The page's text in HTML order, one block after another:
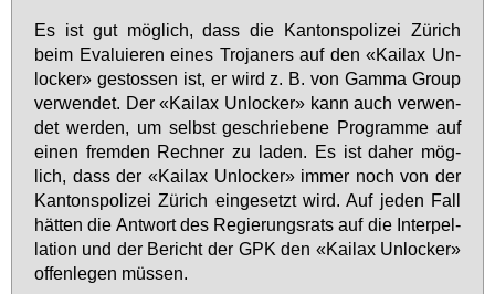
Es ist gut mög­lich, dass die Kan­tons­po­li­zei Zü­rich
beim Eva­lu­ie­ren ei­nes Tro­ja­ners auf den «Kai­lax Un­
lo­cker» ge­stos­sen ist, er wird z. B. von Gam­ma Group
ver­wen­det. Der «Kai­lax Un­lo­cker» kann auch ver­wen­
det wer­den, um selbst ge­schrie­be­ne Pro­gram­me auf
ei­nen frem­den Rech­ner zu la­den. Es ist da­her mög­
lich, dass der «Kai­lax Un­lo­cker» im­mer noch von der
Kan­tons­po­li­zei Zü­rich ein­ge­setzt wird. Auf je­den Fall
hät­ten die Ant­wort des Re­gie­rungs­rats auf die In­ter­pel­
la­ti­on und der Be­richt der GPK den «Kai­lax Un­lo­cker»
of­fen­le­gen müs­sen.